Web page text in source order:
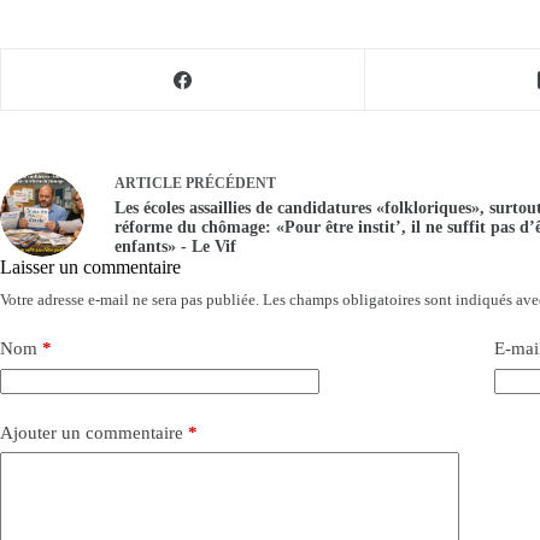
ARTICLE PRÉCÉDENT
Les écoles assaillies de candidatures «folkloriques»,
réforme du chômage: «Pour être instit’, il ne suffit pas
enfants» - Le Vif
Laisser un commentaire
Votre adresse e-mail ne sera pas publiée. Les champs obligatoires sont indiqués
Nom * E-
Ajouter un commentaire *